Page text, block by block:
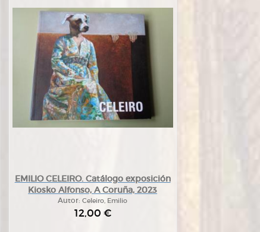
EMILIO CELEIRO. Catálogo exposición
Kiosko Alfonso, A Coruña, 2023
Autor:Celeiro, Emilio
12,00 €